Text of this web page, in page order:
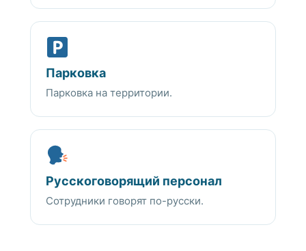
Парковка
Парковка на территории.
Русскоговорящий персонал
Сотрудники говорят по-русски.